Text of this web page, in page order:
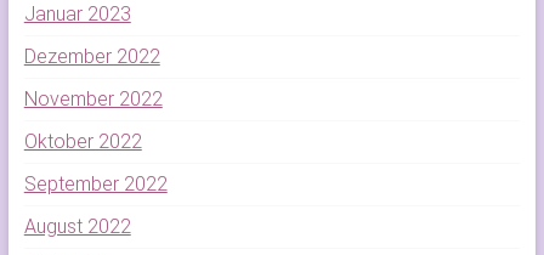
Januar 2023
Dezember 2022
November 2022
Oktober 2022
September 2022
August 2022